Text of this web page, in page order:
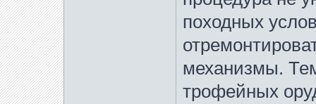
походных
механизмы.
трофейных